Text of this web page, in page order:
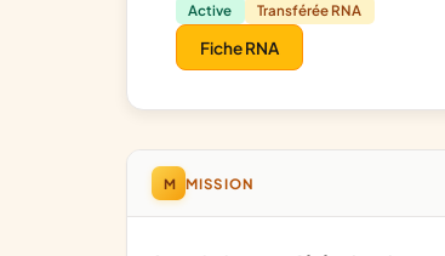
Active Transférée RNA
Fiche RNA
M MISSION